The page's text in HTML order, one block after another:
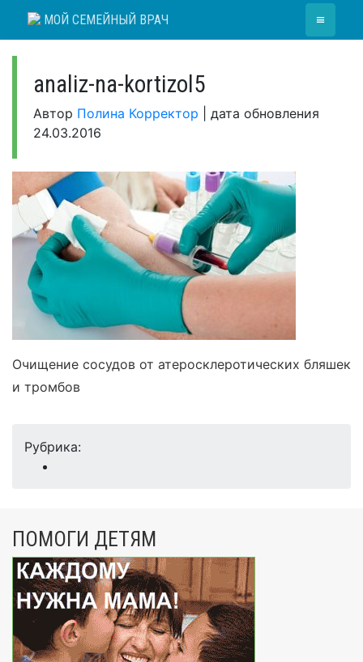
МОЙ СЕМЕЙНЫЙ ВРАЧ ≡
analiz-na-kortizol5
Автор Полина Корректор
дата обновления
24.03.2016
Очищение сосудов от атеросклеротических бляшек
и тромбов
Рубрика:
ПОМОГИ ДЕТЯМ